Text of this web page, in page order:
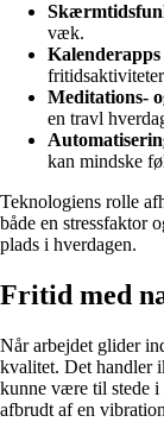
væk.
Kalenderapps
Meditations-
en travl
kan mindske
Teknologiens rolle
både en stressfaktor
plads i hverdagen.
Fritid med
Når arbejdet glider
kvalitet. Det handler
kunne være til stede i
afbrudt af en